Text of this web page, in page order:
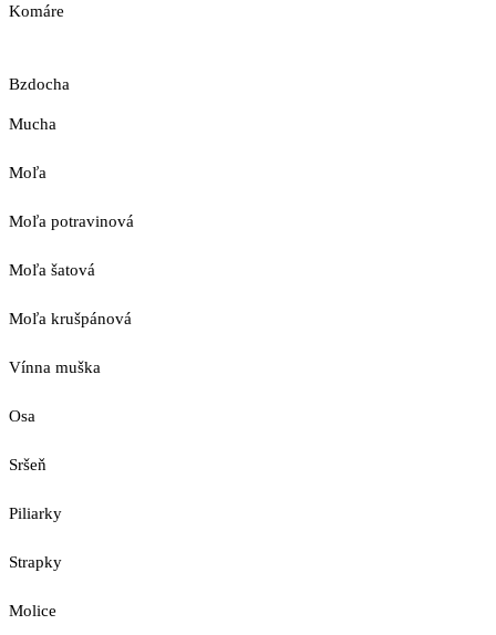
Komáre
Bzdocha
Mucha
Moľa
Moľa potravinová
Moľa šatová
Moľa krušpánová
Vínna muška
Osa
Sršeň
Piliarky
Strapky
Molice